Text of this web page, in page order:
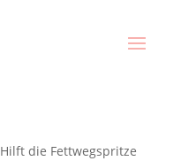
Hilft die Fettwegspritze